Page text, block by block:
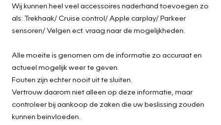
Wij kunnen heel veel accessoires naderhand toevoegen zo
als: Trekhaak/ Cruise control/ Apple carplay/ Parkeer
sensoren/ Velgen ect. vraag naar de mogelijkheden.
Alle moeite is genomen om de informatie zo accuraat en
actueel mogelijk weer te geven.
Fouten zijn echter nooit uit te sluiten.
Vertrouw daarom niet alleen op deze informatie, maar
controleer bij aankoop de zaken die uw beslissing zouden
kunnen beinvloeden.